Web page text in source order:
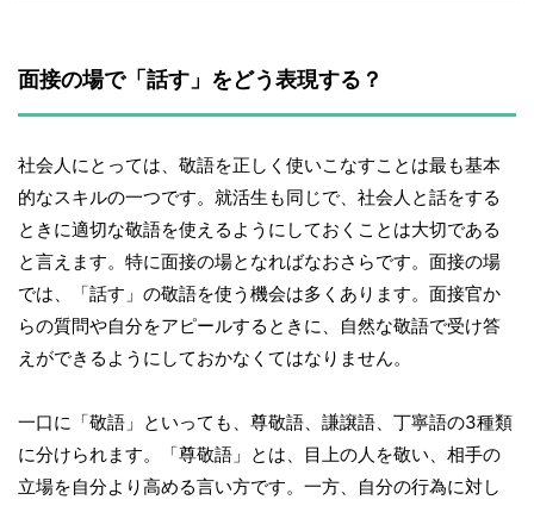
面接の場で「話す」をどう表現する？
社会人にとっては、敬語を正しく使いこなすことは最も基本
的なスキルの一つです。就活生も同じで、社会人と話をする
ときに適切な敬語を使えるようにしておくことは大切である
と言えます。特に面接の場となればなおさらです。面接の場
では、「話す」の敬語を使う機会は多くあります。面接官か
らの質問や自分をアピールするときに、自然な敬語で受け答
えができるようにしておかなくてはなりません。
一口に「敬語」といっても、尊敬語、謙譲語、丁寧語の3種類
に分けられます。「尊敬語」とは、目上の人を敬い、相手の
立場を自分より高める言い方です。一方、自分の行為に対し